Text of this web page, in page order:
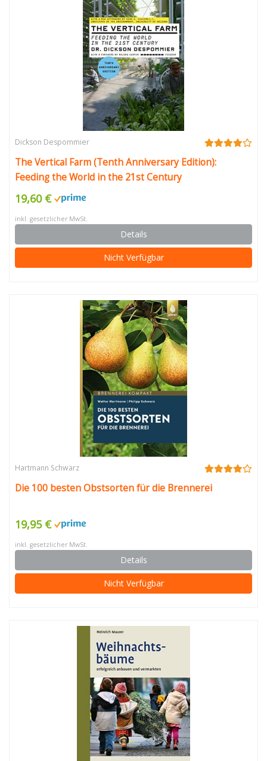
Dickson Despommier
The Vertical Farm (Tenth Anniversary Edition):
Feeding the World in the 21st Century
19,60 €
inkl. gesetzlicher MwSt.
Details
Nicht Verfügbar
Hartmann Schwarz
Die 100 besten Obstsorten für die Brennerei
19,95 €
inkl. gesetzlicher MwSt.
Details
Nicht Verfügbar